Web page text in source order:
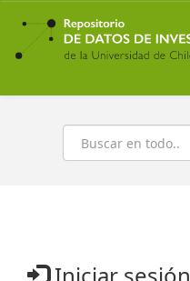
Ir
contenido
principal
Buscar